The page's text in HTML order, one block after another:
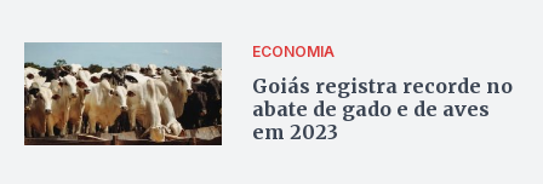
ECONOMIA
Goiás registra recorde no
abate de gado e de aves
em 2023